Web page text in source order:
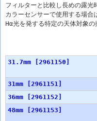
フィルターと比較し長めの露光
カラーセンサーで使用する場合
Hα光を発する特定の天体対象
31.7mm [2961150]
31mm [2961151]
36mm [2961152]
48mm [2961153]